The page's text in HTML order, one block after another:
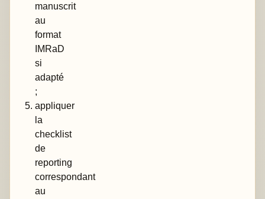
manuscrit
au
format
IMRaD
si
adapté
;
appliquer
la
checklist
de
reporting
correspondant
au